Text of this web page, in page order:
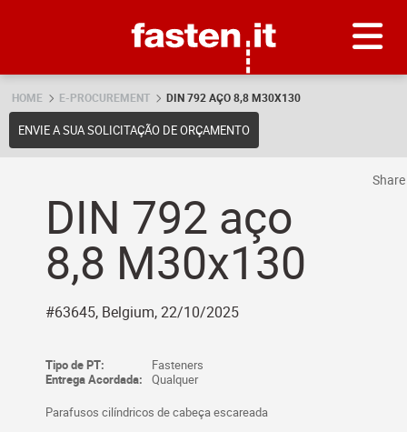
HOME E-PROCUREMENT DIN 792 AÇO 8,8 M30X130
ENVIE A SUA SOLICITAÇÃO DE ORÇAMENTO
DIN 792 aço
8,8 M30x130
#63645, Belgium, 22/10/2025
Tipo de PT:
Fasteners
Entrega Acordada:
Qualquer
Parafusos cilíndricos de cabeça escareada
Share